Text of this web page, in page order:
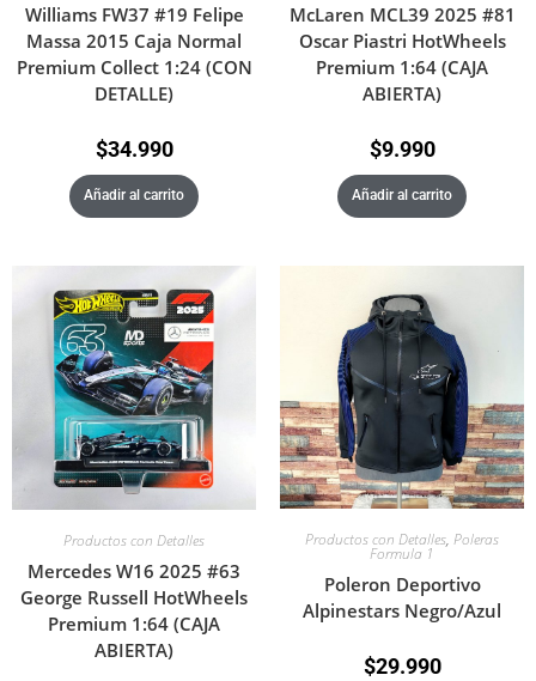
Williams FW37 #19 Felipe
Massa 2015 Caja Normal
Premium Collect 1:24 (CON
DETALLE)
$34.990
Añadir al carrito
McLaren MCL39 2025 #81
Oscar Piastri HotWheels
Premium 1:64 (CAJA
ABIERTA)
$9.990
Añadir al carrito
Productos con Detalles
Mercedes W16 2025 #63
George Russell HotWheels
Premium 1:64 (CAJA
ABIERTA)
Productos con Detalles, Poleras
Formula 1
Poleron Deportivo
Alpinestars Negro/Azul
$29.990